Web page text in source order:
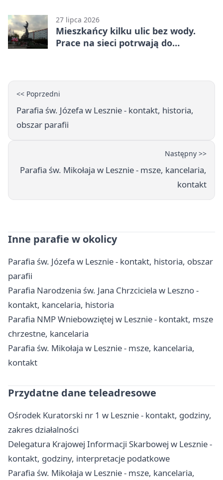
27 lipca 2026
Mieszkańcy kilku ulic bez wody.
Prace na sieci potrwają do
<< Poprzedni
Parafia św. Józefa w Lesznie - kontakt, historia,
obszar parafii
Następny >>
Parafia św. Mikołaja w Lesznie - msze, kancelaria,
kontakt
Inne parafie w okolicy
Parafia św. Józefa w Lesznie - kontakt, historia, obszar
parafii
Parafia Narodzenia św. Jana Chrzciciela w Leszno -
kontakt, kancelaria, historia
Parafia NMP Wniebowziętej w Lesznie - kontakt, msze
chrzestne, kancelaria
Parafia św. Mikołaja w Lesznie - msze, kancelaria,
kontakt
Przydatne dane teleadresowe
Ośrodek Kuratorski nr 1 w Lesznie - kontakt, godziny,
zakres działalności
Delegatura Krajowej Informacji Skarbowej w Lesznie -
kontakt, godziny, interpretacje podatkowe
Parafia św. Mikołaja w Lesznie - msze, kancelaria,